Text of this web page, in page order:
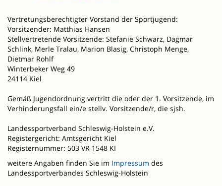
Vertretungsberechtigter Vorstand der Sportjugend:
Vorsitzender: Matthias Hansen
Stellvertretende Vorsitzende: Stefanie Schwarz, Dagmar
Schlink, Merle Tralau, Marion Blasig, Christoph Menge,
Dietmar Rohlf
Winterbeker Weg 49
24114 Kiel
Gemäß Jugendordnung vertritt die oder der 1. Vorsitzende, im
Verhinderungsfall ein/e stellv. Vorsitzende/r, die sjsh.
Landessportverband Schleswig-Holstein e.V.
Registergericht: Amtsgericht Kiel
Registernummer: 503 VR 1548 KI
weitere Angaben finden Sie im Impressum des
Landessportverbandes Schleswig-Holstein